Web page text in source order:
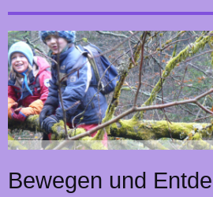
Bewegen und